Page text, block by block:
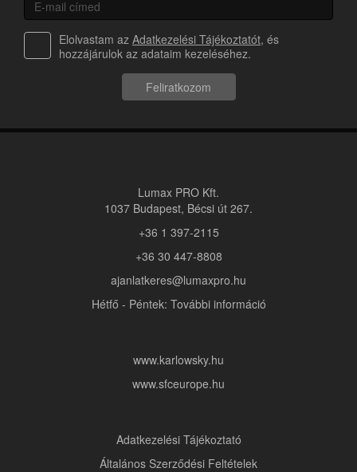
Elolvastam az Adatkezelési Tájékoztatót, és
hozzájárulok az adataim kezeléséhez.
Feliratkozom
Lumax PRO Kft.
1037 Budapest, Bécsi út 267.
+36 1 397-2115
+36 30 447-8808
ajanlatkeres@lumaxpro.hu
Hétfő - Péntek: További információ
www.karlowsky.hu
www.sfceurope.hu
Adatkezelési Tájékoztató
Általános Szerződési Feltételek